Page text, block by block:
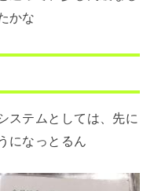
かな
ステムとしては、先に
になっとるん